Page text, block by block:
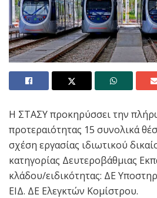
Η ΣΤΑΣΥ προκηρύσσει την
προτεραιότητας 15 συνολικά
σχέση εργασίας ιδιωτικού
κατηγορίας Δευτεροβάθμιας
κλάδου/ειδικότητας: ΔΕ
ΕΙΔ. ΔΕ Ελεγκτών Κομίστρου.